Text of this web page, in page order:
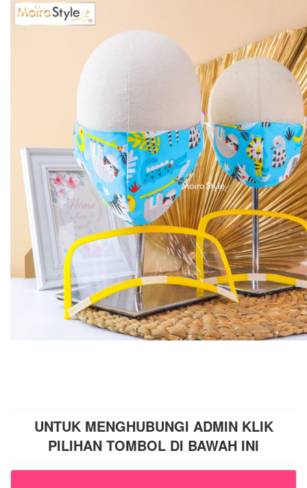
UNTUK MENGHUBUNGI ADMIN KLIK
PILIHAN TOMBOL DI BAWAH INI